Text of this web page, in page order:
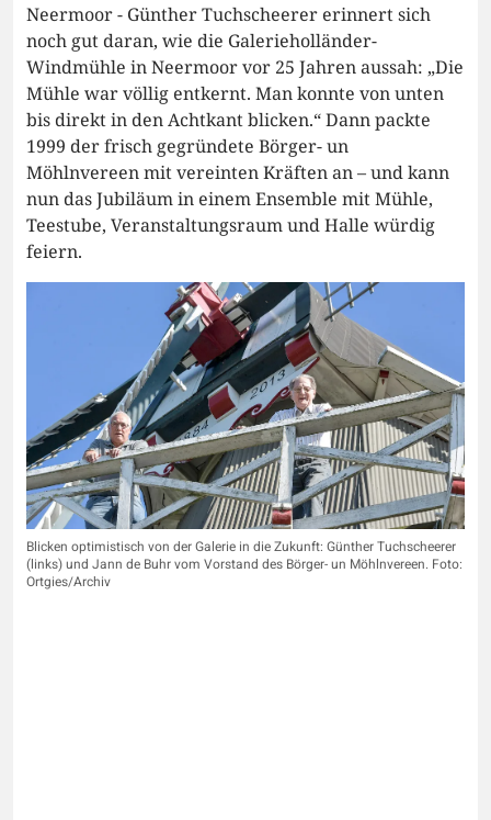
Neermoor - Günther Tuchscheerer erinnert sich
noch gut daran, wie die Galerieholländer-
Windmühle in Neermoor vor 25 Jahren aussah: „Die
Mühle war völlig entkernt. Man konnte von unten
bis direkt in den Achtkant blicken.“ Dann packte
1999 der frisch gegründete Börger- un
Möhlnvereen mit vereinten Kräften an – und kann
nun das Jubiläum in einem Ensemble mit Mühle,
Teestube, Veranstaltungsraum und Halle würdig
feiern.
Blicken optimistisch von der Galerie in die Zukunft: Günther Tuchscheerer
(links) und Jann de Buhr vom Vorstand des Börger- un Möhlnvereen. Foto:
Ortgies/Archiv